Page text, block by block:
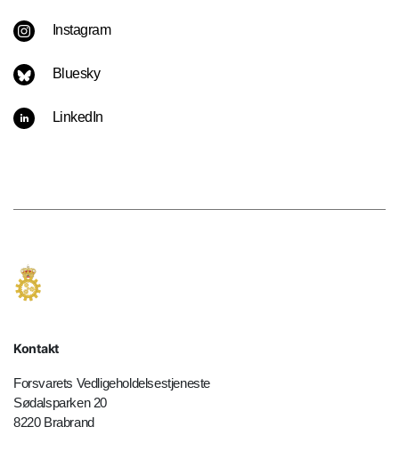
Instagram
Bluesky
LinkedIn
Kontakt
Forsvarets Vedligeholdelsestjeneste
Sødalsparken 20
8220 Brabrand